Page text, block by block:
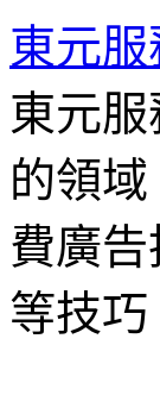
東元
東元
的領
費廣
等技巧